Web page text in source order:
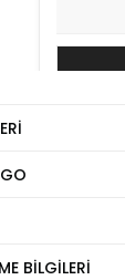
BILGILERI